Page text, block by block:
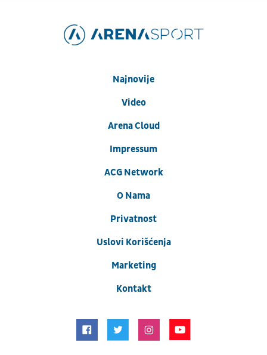
Najnovije
Video
Arena Cloud
Impressum
ACG Network
O Nama
Privatnost
Uslovi Korišćenja
Marketing
Kontakt